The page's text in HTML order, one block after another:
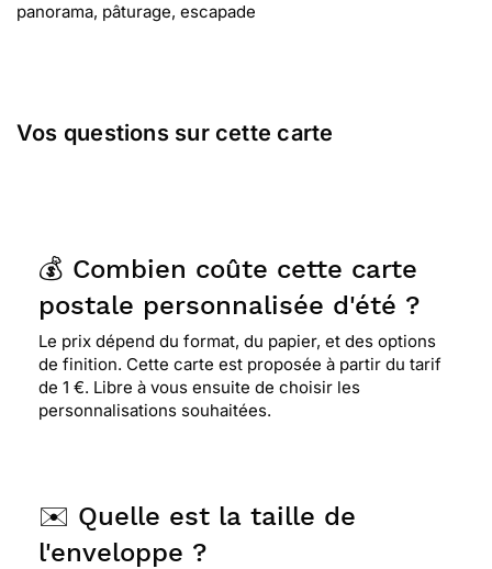
panorama, pâturage, escapade
Vos questions sur cette carte
💰 Combien coûte cette carte
postale personnalisée d'été ?
Le prix dépend du format, du papier, et des options
de finition. Cette carte est proposée à partir du tarif
de 1 €. Libre à vous ensuite de choisir les
personnalisations souhaitées.
✉️ Quelle est la taille de
l'enveloppe ?